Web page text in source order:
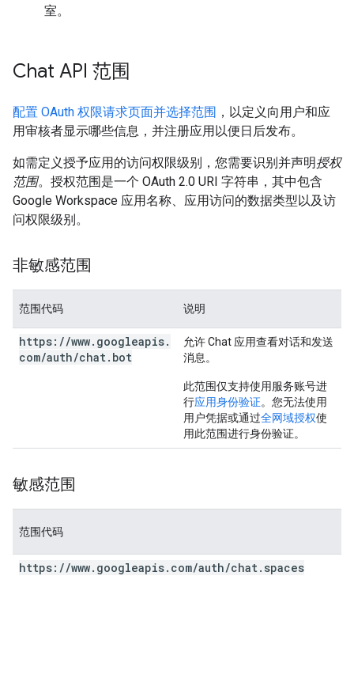
室。
Chat API 范围
配置 OAuth 权限请求页面并选择范围 ，以定义向用户和应
用审核者显示哪些信息，并注册应用以便日后发布。
如需定义授予应用的访问权限级别，您需要识别并声明授权
范围。授权范围是一个 OAuth 2.0 URI 字符串，其中包含
Google Workspace 应用名称、应用访问的数据类型以及访
问权限级别。
非敏感范围
范围代码 说明
https: //www. googleapis.
com/auth/chat. bot
允许 Chat 应用查看对话和发送
消息。
此范围仅支持使用服务账号进
行应用身份验证。您无法使用
用户凭据或通过全网域授权使
用此范围进行身份验证。
敏感范围
范围代码
https: //www. googleapis. com/auth/chat. spaces